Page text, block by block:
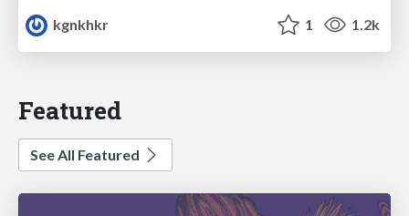
kgnkhkr
1 1.2k
Featured
See All Featured